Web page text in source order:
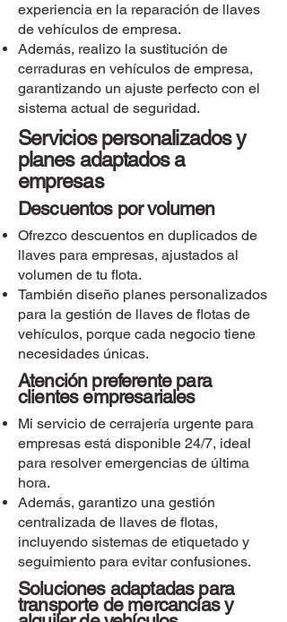
experiencia en la reparación de llaves
de vehículos de empresa.
Además, realizo la sustitución de
cerraduras en vehículos de empresa,
garantizando un ajuste perfecto con el
sistema actual de seguridad.
Servicios personalizados y
planes adaptados a
empresas
Descuentos por volumen
Ofrezco descuentos en duplicados de
llaves para empresas, ajustados al
volumen de tu flota.
También diseño planes personalizados
para la gestión de llaves de flotas de
vehículos, porque cada negocio tiene
necesidades únicas.
Atención preferente para
clientes empresariales
Mi servicio de cerrajería urgente para
empresas está disponible 24/7, ideal
para resolver emergencias de última
hora.
Además, garantizo una gestión
centralizada de llaves de flotas,
incluyendo sistemas de etiquetado y
seguimiento para evitar confusiones.
Soluciones adaptadas para
transporte de mercancías y